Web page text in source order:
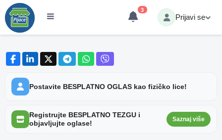
3
Prijavi se
Postavite BESPLATNO OGLAS kao fizičko lice!
Registrujte BESPLATNO TEZGU i
objavljujte oglase!
Saznaj više